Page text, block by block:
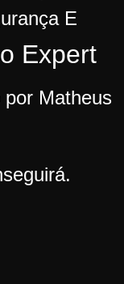
E
Expert
por Matheus